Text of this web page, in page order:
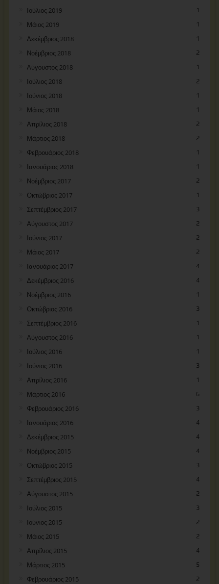
Ιούλιος 2019
1
Μάιος 2019 1
Δεκέμβριος 2018 1
Νοέμβριος 2018 2
Αύγουστος 2018 1
Ιούλιος 2018 2
Ιούνιος 2018 1
Μάιος 2018 1
Απρίλιος 2018 2
Μάρτιος 2018 2
Φεβρουάριος 2018 1
Ιανουάριος 2018 1
Νοέμβριος 2017 2
Οκτώβριος 2017 1
Σεπτέμβριος 2017 3
Αύγουστος 2017 2
Ιούνιος 2017 2
Μάιος 2017 2
Ιανουάριος 2017 4
Δεκέμβριος 2016 4
Νοέμβριος 2016 1
Οκτώβριος 2016 3
Σεπτέμβριος 2016 1
Αύγουστος 2016 1
Ιούλιος 2016 1
Ιούνιος 2016 3
Απρίλιος 2016 1
Μάρτιος 2016 6
Φεβρουάριος 2016 3
Ιανουάριος 2016 4
Δεκέμβριος 2015 4
Νοέμβριος 2015 4
Οκτώβριος 2015 3
Σεπτέμβριος 2015 4
Αύγουστος 2015 2
Ιούλιος 2015 3
Ιούνιος 2015 2
Μάιος 2015 2
Απρίλιος 2015 4
Μάρτιος 2015 5
Φεβρουάριος 2015 2